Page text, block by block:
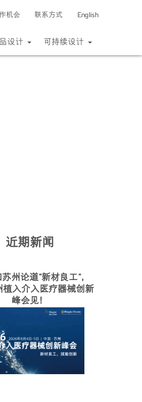
机会 联系方式 English
设计 可持续设计
近期新闻
州论道“新材良工”，
植入介入医疗器械创新
峰会见！